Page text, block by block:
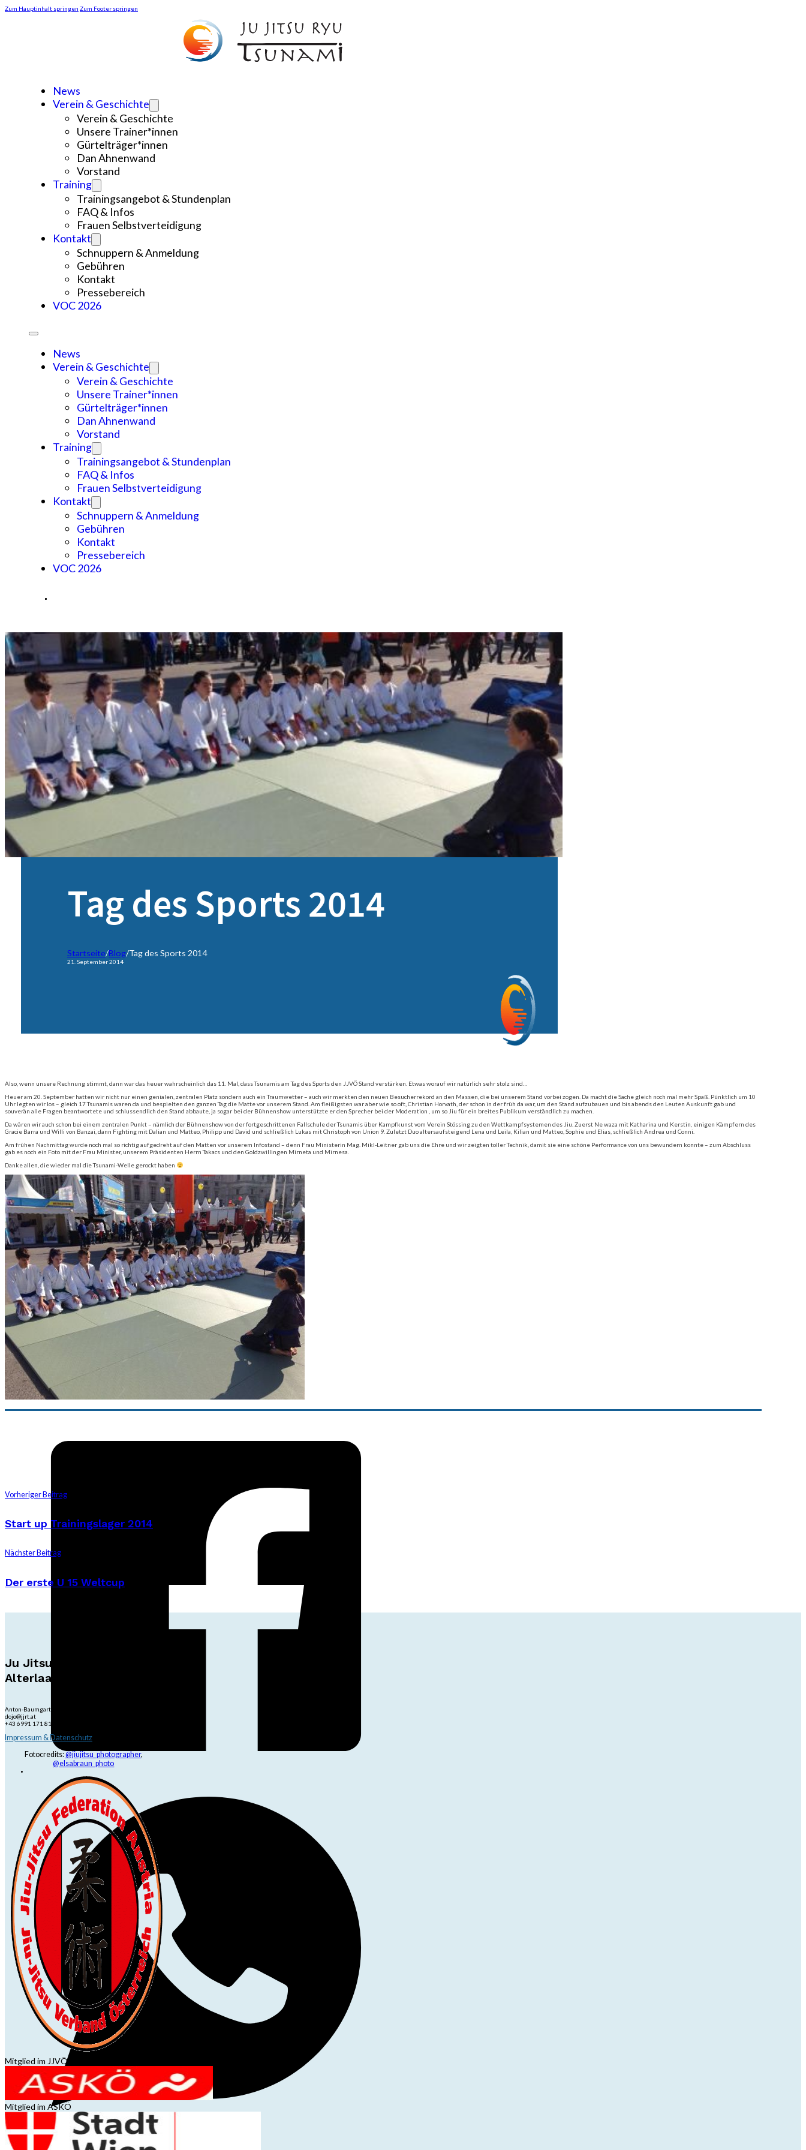
Zum Hauptinhalt springen Zum Footer springen
News
Verein & Geschichte
Verein & Geschichte
Unsere Trainer*innen
Gürtelträger*innen
Dan Ahnenwand
Vorstand
Training
Trainingsangebot & Stundenplan
FAQ & Infos
Frauen Selbstverteidigung
Kontakt
Schnuppern & Anmeldung
Gebühren
Kontakt
Pressebereich
VOC 2026
News
Verein & Geschichte
Verein & Geschichte
Unsere Trainer*innen
Gürtelträger*innen
Dan Ahnenwand
Vorstand
Training
Trainingsangebot & Stundenplan
FAQ & Infos
Frauen Selbstverteidigung
Kontakt
Schnuppern & Anmeldung
Gebühren
Kontakt
Pressebereich
VOC 2026
Tag des Sports 2014
Startseite/Blog/Tag des Sports 2014
21. September 2014
Also, wenn unsere Rechnung stimmt, dann war das heuer wahrscheinlich das 11. Mal, dass Tsunamis am Tag des Sports den JJVÖ Stand verstärken. Etwas worauf wir natürlich sehr stolz sind…
Heuer am 20. September hatten wir nicht nur einen genialen, zentralen Platz sondern auch ein Traumwetter – auch wir merkten den neuen Besucherrekord an den Massen, die bei unserem Stand vorbei zogen. Da macht die Sache gleich noch mal mehr Spaß. Pünktlich um 10
Uhr legten wir los – gleich 17 Tsunamis waren da und bespielten den ganzen Tag die Matte vor unserem Stand. Am fleißigsten war aber wie so oft, Christian Horvath, der schon in der früh da war, um den Stand aufzubauen und bis abends den Leuten Auskunft gab und
souverän alle Fragen beantwortete und schlussendlich den Stand abbaute, ja sogar bei der Bühnenshow unterstützte er den Sprecher bei der Moderation , um so Jiu für ein breites Publikum verständlich zu machen.
Da wären wir auch schon bei einem zentralen Punkt – nämlich der Bühnenshow von der fortgeschrittenen Fallschule der Tsunamis über Kampfkunst vom Verein Stössing zu den Wettkampfsystemen des Jiu. Zuerst Ne waza mit Katharina und Kerstin, einigen Kämpfern des
Gracie Barra und Willi von Banzai, dann Fighting mit Dalian und Matteo, Philipp und David und schließlich Lukas mit Christoph von Union 9. Zuletzt Duo altersaufsteigend Lena und Leila, Kilian und Matteo, Sophie und Elias, schließlich Andrea und Conni.
Am frühen Nachmittag wurde noch mal so richtig aufgedreht auf den Matten vor unserem Infostand – denn Frau Ministerin Mag. Mikl-Leitner gab uns die Ehre und wir zeigten toller Technik, damit sie eine schöne Performance von uns bewundern konnte – zum Abschluss
gab es noch ein Foto mit der Frau Minister, unserem Präsidenten Herrn Takacs und den Goldzwillingen Mirneta und Mirnesa.
Danke allen, die wieder mal die Tsunami-Welle gerockt haben
Vorheriger Beitrag
Start up Trainingslager 2014
Nächster Beitrag
Der erste U 15 Weltcup
Ju Jitsu Ryu Tsunami
Alterlaa
Anton-Baumgartner-Str. 44/B8/01, 1230 Wien
dojo@jjrt.at
+43 6991 171 81 60
Impressum & Datenschutz
Fotocredits:@jiujitsu_photographer,
@elsabraun_photo
Mitglied im JJVÖ
Mitglied im ASKÖ